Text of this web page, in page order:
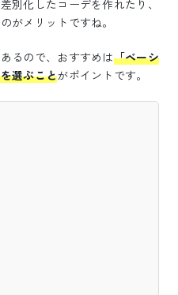
別化したコーデを作れたり、
がメリットですね。
るので、おすすめは「ベーシ
選ぶことがポイントです。